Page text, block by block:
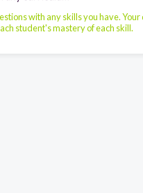
with any skills you have.
student's mastery of each skill.